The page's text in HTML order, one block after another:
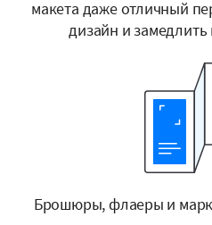
макета даже отличный
дизайн и замедлить
Брошюры, флаеры и